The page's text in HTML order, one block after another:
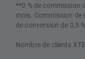
**0 % de commission
mois. Commission de
de conversion de 0,5
Nombre de clients